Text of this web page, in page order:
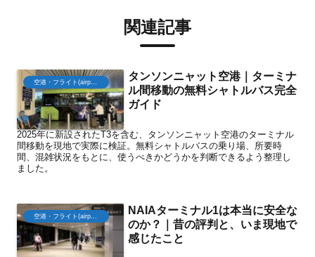
関連記事
タンソンニャット空港｜ターミナ
ル間移動の無料シャトルバス完全
ガイド
2025年に新設されたT3を含む、タンソンニャット空港のターミナル
間移動を現地で実際に検証。無料シャトルバスの乗り場、所要時
間、混雑状況をもとに、使うべきかどうかを判断できるよう整理し
ました。
NAIAターミナル1は本当に安全な
のか？｜昔の評判と、いま現地で
感じたこと